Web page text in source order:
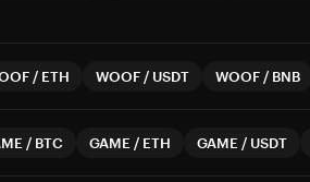
/ ETH WOOF / USDT WOOF / BNB
/ BTC GAME / ETH GAME / USDT